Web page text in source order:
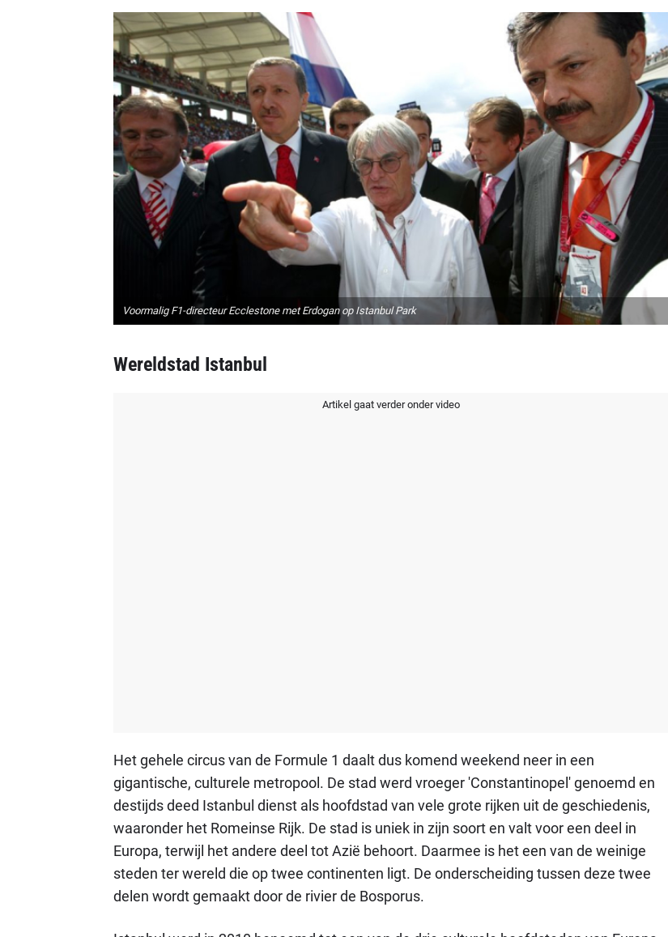
Voormalig F1-directeur Ecclestone met Erdogan op Istanbul Park
Wereldstad Istanbul
Artikel gaat verder onder video
Het gehele circus van de Formule 1 daalt dus komend weekend neer in een
gigantische, culturele metropool. De stad werd vroeger 'Constantinopel' genoemd en
destijds deed Istanbul dienst als hoofdstad van vele grote rijken uit de geschiedenis,
waaronder het Romeinse Rijk. De stad is uniek in zijn soort en valt voor een deel in
Europa, terwijl het andere deel tot Azië behoort. Daarmee is het een van de weinige
steden ter wereld die op twee continenten ligt. De onderscheiding tussen deze twee
delen wordt gemaakt door de rivier de Bosporus.